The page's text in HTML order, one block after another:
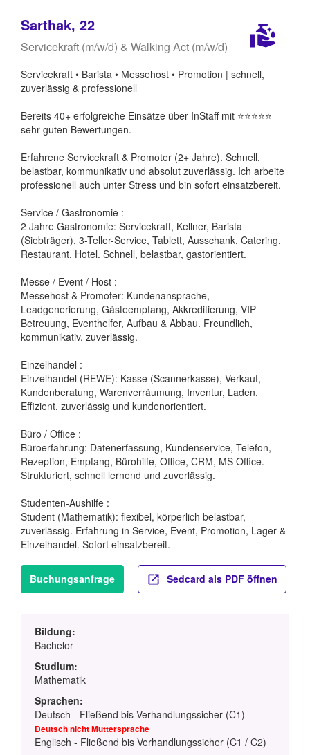
Sarthak, 22
Servicekraft (m/w/d) & Walking Act (m/w/d)
Servicekraft • Barista • Messehost • Promotion | schnell,
zuverlässig & professionell
Bereits 40+ erfolgreiche Einsätze über InStaff mit ⭐️⭐️⭐️⭐️⭐️
sehr guten Bewertungen.
Erfahrene Servicekraft & Promoter (2+ Jahre). Schnell,
belastbar, kommunikativ und absolut zuverlässig. Ich arbeite
professionell auch unter Stress und bin sofort einsatzbereit.
Service / Gastronomie :
2 Jahre Gastronomie: Servicekraft, Kellner, Barista
(Siebträger), 3-Teller-Service, Tablett, Ausschank, Catering,
Restaurant, Hotel. Schnell, belastbar, gastorientiert.
Messe / Event / Host :
Messehost & Promoter: Kundenansprache,
Leadgenerierung, Gästeempfang, Akkreditierung, VIP
Betreuung, Eventhelfer, Aufbau & Abbau. Freundlich,
kommunikativ, zuverlässig.
Einzelhandel :
Einzelhandel (REWE): Kasse (Scannerkasse), Verkauf,
Kundenberatung, Warenverräumung, Inventur, Laden.
Effizient, zuverlässig und kundenorientiert.
Büro / Office :
Büroerfahrung: Datenerfassung, Kundenservice, Telefon,
Rezeption, Empfang, Bürohilfe, Office, CRM, MS Office.
Strukturiert, schnell lernend und zuverlässig.
Studenten-Aushilfe :
Student (Mathematik): flexibel, körperlich belastbar,
zuverlässig. Erfahrung in Service, Event, Promotion, Lager &
Einzelhandel. Sofort einsatzbereit.
Buchungsanfrage Sedcard als PDF öffnen
Bildung:
Bachelor
Studium:
Mathematik
Sprachen:
Deutsch - Fließend bis Verhandlungssicher (C1)
Deutsch nicht Muttersprache
Englisch - Fließend bis Verhandlungssicher (C1 / C2)